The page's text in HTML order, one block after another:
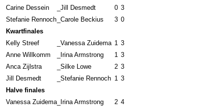
Carine Dessein
Jill Desmedt 0 3
Stefanie Rennoch Carole Beckius 3 0
Kwartfinales
Kelly Streef
Vanessa Zuidema 1 3
Anne Willkomm
Irina Armstrong 1 3
Anca Zijlstra
Silke Lowe 2 3
Jill Desmedt
Stefanie Rennoch 1 3
Halve finales
Vanessa Zuidema
Irina Armstrong 2 4